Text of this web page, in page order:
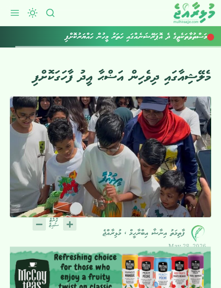
އަހަރުގެ މިހާތަނަށް މަކަރާއި ހީލަތުން 11.5 މިލިއަން ރުފިޔާ ފޭރިގެންފި
މަސްތުވާތަކެތީގެ ދެ އޮޕަރޭޝަނެއްގައި ހަތަރު މީހުން ހައްޔަރުކޮށްފި
މެލޭޝިއާގައި ދިވެހިން އަޟްޙާ އީދު ފާހަގަކޮށްފި
ފާތިމަތު އިނާޝާ އިބްރާހީމް ، މުޅިރާއްޖެ
May 28, 2026